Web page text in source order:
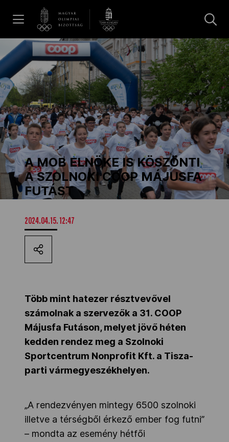
Hírek
Galéria
Dakar 2026
Los Angeles 2028
Kettőskarrier-program
Társszervezetek
OVEP
Adatbank
A MOB ELNÖKE IS KÖSZÖNTI
A SZOLNOKI COOP MÁJUSFA
FUTÁST
2024.04.15. 12:47
Több mint hatezer résztvevővel
számolnak a szervezők a 31. COOP
Májusfa Futáson, melyet jövő héten
kedden rendez meg a Szolnoki
Sportcentrum Nonprofit Kft. a Tisza-
parti vármegyeszékhelyen.
„A rendezvényen mintegy 6500 szolnoki
illetve a térségből érkező ember fog futni”
– mondta az esemény hétfői